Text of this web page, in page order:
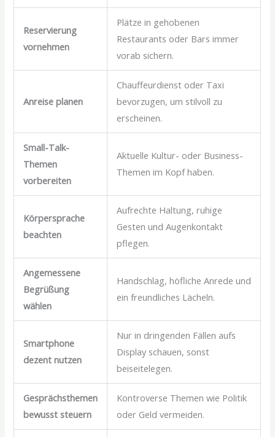
Reservierung
vornehmen
Plätze in gehobenen
Restaurants oder Bars immer
vorab sichern.
Anreise planen
Chauffeurdienst oder Taxi
bevorzugen, um stilvoll zu
erscheinen.
Small-Talk-
Themen
vorbereiten
Aktuelle Kultur- oder Business-
Themen im Kopf haben.
Körpersprache
beachten
Aufrechte Haltung, ruhige
Gesten und Augenkontakt
pflegen.
Angemessene
Begrüßung
wählen
Handschlag, höfliche Anrede und
ein freundliches Lächeln.
Smartphone
dezent nutzen
Nur in dringenden Fällen aufs
Display schauen, sonst
beiseitelegen.
Gesprächsthemen
bewusst steuern
Kontroverse Themen wie Politik
oder Geld vermeiden.